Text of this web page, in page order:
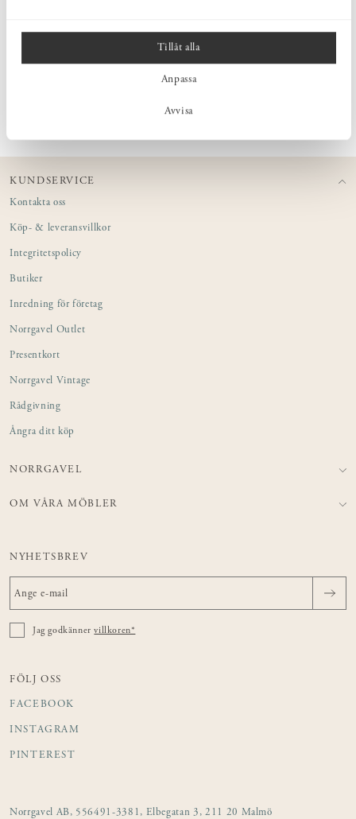
Tillåt alla
Anpassa
Avvisa
KUNDSERVICE
Kontakta oss
Köp- & leveransvillkor
Integritetspolicy
Butiker
Inredning för företag
Norrgavel Outlet
Presentkort
Norrgavel Vintage
Rådgivning
Ångra ditt köp
NORRGAVEL
OM VÅRA MÖBLER
NYHETSBREV
Jag godkännervillkoren*
FÖLJ OSS
FACEBOOK
INSTAGRAM
PINTEREST
Norrgavel AB, 556491-3381, Elbegatan 3, 211 20 Malmö